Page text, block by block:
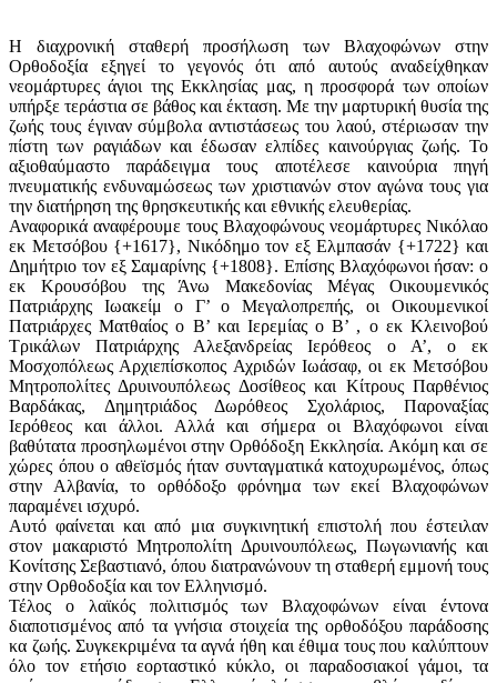
Η διαχρονική σταθερή προσήλωση των Βλαχοφώνων στην
Ορθοδοξία εξηγεί το γεγονός ότι από αυτούς αναδείχθηκαν
νεομάρτυρες άγιοι της Εκκλησίας μας, η προσφορά των οποίων
υπήρξε τεράστια σε βάθος και έκταση. Με την μαρτυρική θυσία της
ζωής τους έγιναν σύμβολα αντιστάσεως του λαού, στέριωσαν την
πίστη των ραγιάδων και έδωσαν ελπίδες καινούργιας ζωής. Το
αξιοθαύμαστο παράδειγμα τους αποτέλεσε καινούρια πηγή
πνευματικής ενδυναμώσεως των χριστιανών στον αγώνα τους για
την διατήρηση της θρησκευτικής και εθνικής ελευθερίας.
Αναφορικά αναφέρουμε τους Βλαχοφώνους νεομάρτυρες Νικόλαο
εκ Μετσόβου {+1617}, Νικόδημο τον εξ Ελμπασάν {+1722} και
Δημήτριο τον εξ Σαμαρίνης {+1808}. Επίσης Βλαχόφωνοι ήσαν: ο
εκ Κρουσόβου της Άνω Μακεδονίας Μέγας Οικουμενικός
Πατριάρχης Ιωακείμ ο Γ’ ο Μεγαλοπρεπής, οι Οικουμενικοί
Πατριάρχες Ματθαίος ο Β’ και Ιερεμίας ο Β’ , ο εκ Κλεινοβού
Τρικάλων Πατριάρχης Αλεξανδρείας Ιερόθεος ο Α’, ο εκ
Μοσχοπόλεως Αρχιεπίσκοπος Αχριδών Ιωάσαφ, οι εκ Μετσόβου
Μητροπολίτες Δρυινουπόλεως Δοσίθεος και Κίτρους Παρθένιος
Βαρδάκας, Δημητριάδος Δωρόθεος Σχολάριος, Παροναξίας
Ιερόθεος και άλλοι. Αλλά και σήμερα οι Βλαχόφωνοι είναι
βαθύτατα προσηλωμένοι στην Ορθόδοξη Εκκλησία. Ακόμη και σε
χώρες όπου ο αθεϊσμός ήταν συνταγματικά κατοχυρωμένος, όπως
στην Αλβανία, το ορθόδοξο φρόνημα των εκεί Βλαχοφώνων
παραμένει ισχυρό.
Αυτό φαίνεται και από μια συγκινητική επιστολή που έστειλαν
στον μακαριστό Μητροπολίτη Δρυινουπόλεως, Πωγωνιανής και
Κονίτσης Σεβαστιανό, όπου διατρανώνουν τη σταθερή εμμονή τους
στην Ορθοδοξία και τον Ελληνισμό.
Τέλος ο λαϊκός πολιτισμός των Βλαχοφώνων είναι έντονα
διαποτισμένος από τα γνήσια στοιχεία της ορθοδόξου παράδοσης
κα ζωής. Συγκεκριμένα τα αγνά ήθη και έθιμα τους που καλύπτουν
όλο τον ετήσιο εορταστικό κύκλο, οι παραδοσιακοί γάμοι, τα